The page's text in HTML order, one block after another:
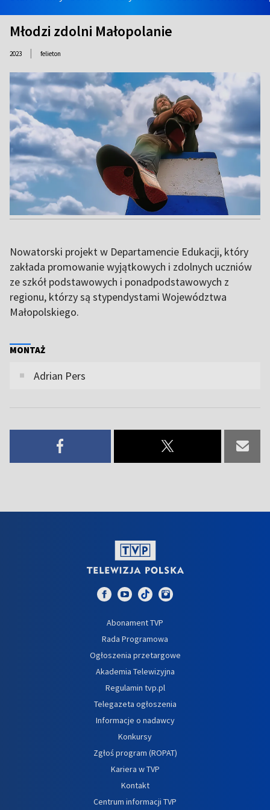
Młodzi zdolni Małopolanie
2023 | felieton
Nowatorski projekt w Departamencie Edukacji, który
zakłada promowanie wyjątkowych i zdolnych uczniów
ze szkół podstawowych i ponadpodstawowych z
regionu, którzy są stypendystami Województwa
Małopolskiego.
MONTAŻ
Adrian Pers
Abonament TVP
Rada Programowa
Ogłoszenia przetargowe
Akademia Telewizyjna
Regulamin tvp.pl
Telegazeta ogłoszenia
Informacje o nadawcy
Konkursy
Zgłoś program (ROPAT)
Kariera w TVP
Kontakt
Centrum informacji TVP